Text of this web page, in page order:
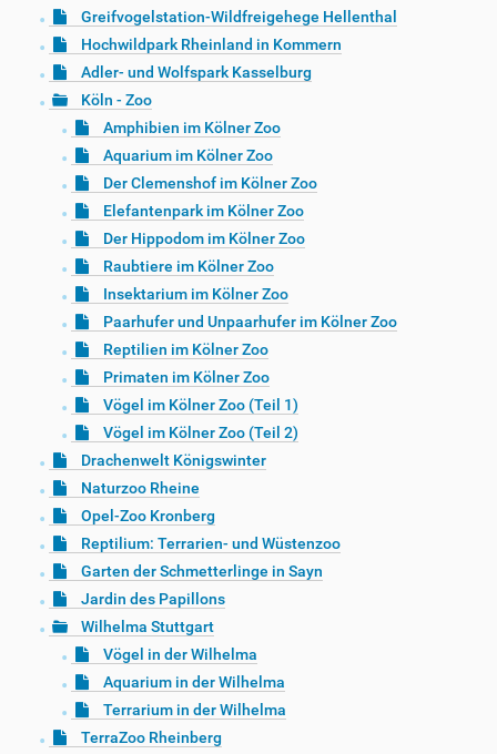
Greifvogelstation-Wildfreigehege Hellenthal
Hochwildpark Rheinland in Kommern
Adler- und Wolfspark Kasselburg
Köln - Zoo
Amphibien im Kölner Zoo
Aquarium im Kölner Zoo
Der Clemenshof im Kölner Zoo
Elefantenpark im Kölner Zoo
Der Hippodom im Kölner Zoo
Raubtiere im Kölner Zoo
Insektarium im Kölner Zoo
Paarhufer und Unpaarhufer im Kölner Zoo
Reptilien im Kölner Zoo
Primaten im Kölner Zoo
Vögel im Kölner Zoo (Teil 1)
Vögel im Kölner Zoo (Teil 2)
Drachenwelt Königswinter
Naturzoo Rheine
Opel-Zoo Kronberg
Reptilium: Terrarien- und Wüstenzoo
Garten der Schmetterlinge in Sayn
Jardin des Papillons
Wilhelma Stuttgart
Vögel in der Wilhelma
Aquarium in der Wilhelma
Terrarium in der Wilhelma
TerraZoo Rheinberg